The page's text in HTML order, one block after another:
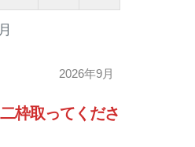
2026年9月
二枠取ってくださ